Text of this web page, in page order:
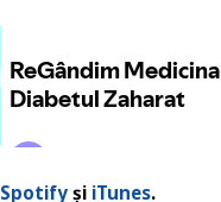
Spotifyși iTunes.